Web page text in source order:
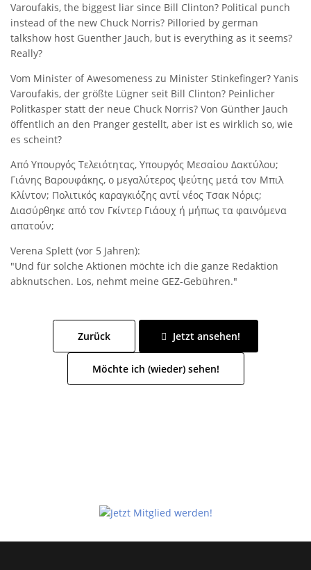
Varoufakis, the biggest liar since Bill Clinton? Political punch
instead of the new Chuck Norris? Pilloried by german
talkshow host Guenther Jauch, but is everything as it seems?
Really?
Vom Minister of Awesomeness zu Minister Stinkefinger? Yanis
Varoufakis, der größte Lügner seit Bill Clinton? Peinlicher
Politkasper statt der neue Chuck Norris? Von Günther Jauch
öffentlich an den Pranger gestellt, aber ist es wirklich so, wie
es scheint?
Από Υπουργός Τελειότητας, Υπουργός Μεσαίου Δακτύλου;
Γιάνης Βαρουφάκης, ο μεγαλύτερος ψεύτης μετά τον Μπιλ
Κλίντον; Πολιτικός καραγκιόζης αντί νέος Τσακ Νόρις;
Διασύρθηκε από τον Γκίντερ Γιάουχ ή μήπως τα φαινόμενα
απατούν;
Verena Splett (vor 5 Jahren):
"Und für solche Aktionen möchte ich die ganze Redaktion
abknutschen. Los, nehmt meine GEZ-Gebühren."
Zurück Jetzt ansehen!
Möchte ich (wieder) sehen!